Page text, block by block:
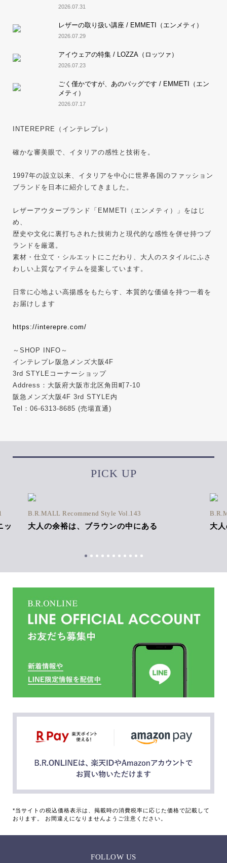
2026.07.31
レザーの取り扱い講座 / EMMETI（エンメティ）
2026.07.29
アイウェアの特集 / LOZZA（ロッツァ）
2026.07.23
ごく僅かですが、あのバッグです / EMMETI（エン
メティ）
2026.07.17
INTEREPRE（インテレプレ）
確かな審美眼で、イタリアの感性と技術を。
1997年の設立以来、イタリアを中心に世界各国のファッション
ブランドを日本に紹介してきました。
レザーアウターブランド「EMMETI（エンメティ）」をはじ
め、
歴史や文化に裏打ちされた技術力と現代的な感性を併せ持つブ
ランドを厳選。
素材・仕立て・シルエットにこだわり、大人のスタイルにふさ
わしい上質なアイテムを提案しています。
日常に心地よい高揚感をもたらす、本質的な価値を持つ一着を
お届けします
https://interepre.com/
～SHOP INFO～
インテレプレ阪急メンズ大阪4F
3rd STYLEコーナーショップ
Address：大阪府大阪市北区角田町7-10
阪急メンズ大阪4F 3rd STYLE内
Tel：06-6313-8685 (売場直通)
PICK UP
ッ
B.R.MALL Recommend Style Vol.143
大人の余裕は、ブラウンの中にある 大
*当サイトの税込価格表示は、掲載時の消費税率に応じた価格で記載して
おります。 お間違えになりませんようご注意ください。
FOLLOW US